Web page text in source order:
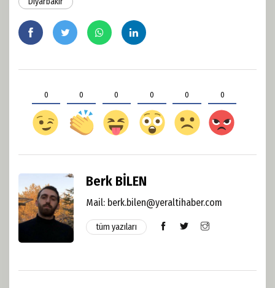
0 0 0 0 0 0
Berk BİLEN
Mail: berk.bilen@yeraltihaber.com
tüm yazıları